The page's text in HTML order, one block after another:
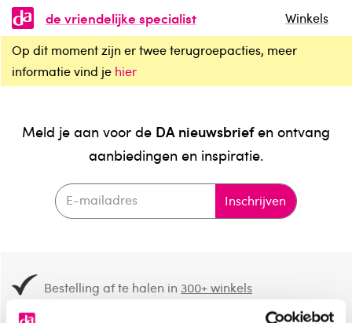
de vriendelijke specialist
Winkels
Op dit moment zijn er twee terugroepacties, meer
informatie vind je hier
Meld je aan voor de DA nieuwsbriefen ontvang
aanbiedingen en inspiratie.
Inschrijven
Bestelling af te halen in300+ winkels